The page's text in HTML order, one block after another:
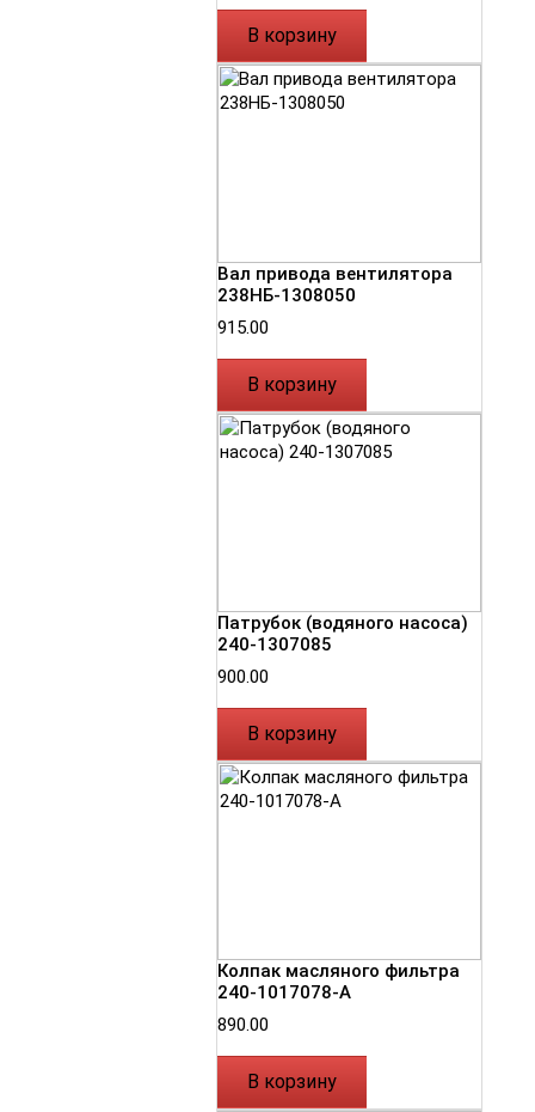
В корзину
Вал привода вентилятора
238НБ-1308050
915.00
В корзину
Патрубок (водяного насоса)
240-1307085
900.00
В корзину
Колпак масляного фильтра
240-1017078-А
890.00
В корзину